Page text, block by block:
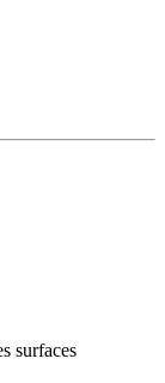
surfaces